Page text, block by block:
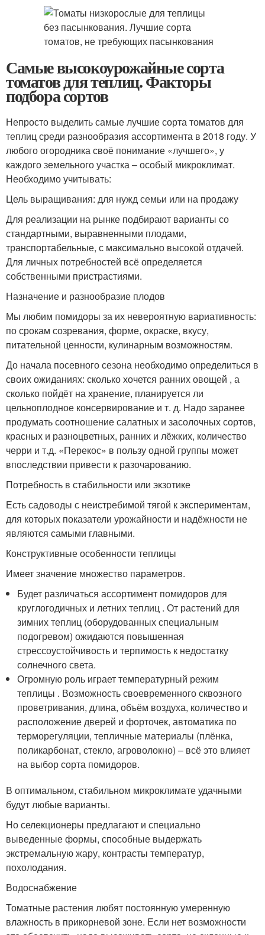
Самые высокоурожайные сорта
томатов для теплиц. Факторы
подбора сортов
Непросто выделить самые лучшие сорта томатов для
теплиц среди разнообразия ассортимента в 2018 году. У
любого огородника своё понимание «лучшего», у
каждого земельного участка – особый микроклимат.
Необходимо учитывать:
Цель выращивания: для нужд семьи или на продажу
Для реализации на рынке подбирают варианты со
стандартными, выравненными плодами,
транспортабельные, с максимально высокой отдачей.
Для личных потребностей всё определяется
собственными пристрастиями.
Назначение и разнообразие плодов
Мы любим помидоры за их невероятную вариативность:
по срокам созревания, форме, окраске, вкусу,
питательной ценности, кулинарным возможностям.
До начала посевного сезона необходимо определиться в
своих ожиданиях: сколько хочется ранних овощей , а
сколько пойдёт на хранение, планируется ли
цельноплодное консервирование и т. д. Надо заранее
продумать соотношение салатных и засолочных сортов,
красных и разноцветных, ранних и лёжких, количество
черри и т.д. «Перекос» в пользу одной группы может
впоследствии привести к разочарованию.
Потребность в стабильности или экзотике
Есть садоводы с неистребимой тягой к экспериментам,
для которых показатели урожайности и надёжности не
являются самыми главными.
Конструктивные особенности теплицы
Имеет значение множество параметров.
Будет различаться ассортимент помидоров для
круглогодичных и летних теплиц . От растений для
зимних теплиц (оборудованных специальным
подогревом) ожидаются повышенная
стрессоустойчивость и терпимость к недостатку
солнечного света.
Огромную роль играет температурный режим
теплицы . Возможность своевременного сквозного
проветривания, длина, объём воздуха, количество и
расположение дверей и форточек, автоматика по
терморегуляции, тепличные материалы (плёнка,
поликарбонат, стекло, агроволокно) – всё это влияет
на выбор сорта помидоров.
В оптимальном, стабильном микроклимате удачными
будут любые варианты.
Но селекционеры предлагают и специально
выведенные формы, способные выдержать
экстремальную жару, контрасты температур,
похолодания.
Водоснабжение
Томатные растения любят постоянную умеренную
влажность в прикорневой зоне. Если нет возможности